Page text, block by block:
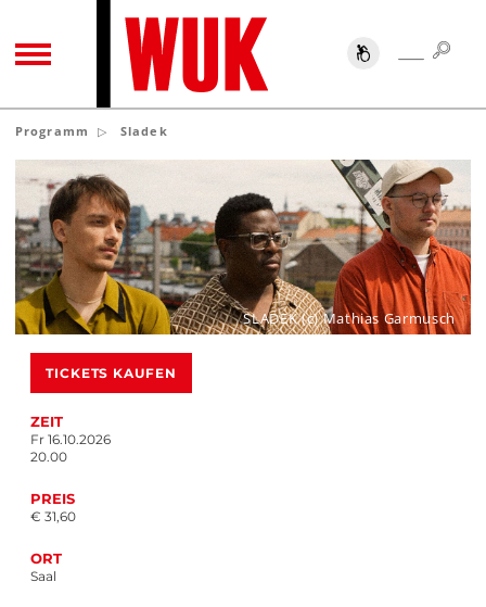
TOGGLE NAVIGATION SUCHE
Programm Sladek
TICKETS KAUFEN
ZEIT
Fr 16.10.2026
20.00
PREIS
€ 31,60
ORT
Saal
SLADEK (c) Mathias Garmusch